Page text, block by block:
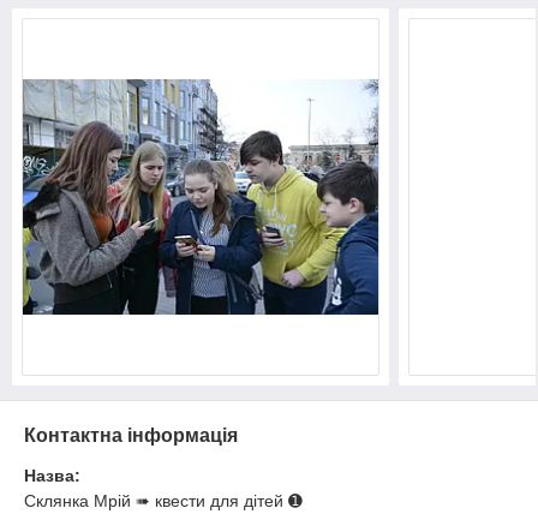
Контактна інформація
Назва:
Склянка Мрiй ➠ квести для дітей ➊